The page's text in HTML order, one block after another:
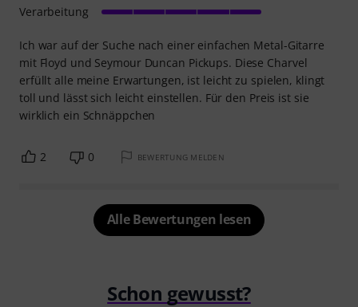
Ich war auf der Suche nach einer einfachen Metal-Gitarre
mit Floyd und Seymour Duncan Pickups. Diese Charvel
erfüllt alle meine Erwartungen, ist leicht zu spielen, klingt
toll und lässt sich leicht einstellen. Für den Preis ist sie
wirklich ein Schnäppchen
Verarbeitung
2 0 BEWERTUNG MELDEN
Alle Bewertungen lesen
Schon gewusst?